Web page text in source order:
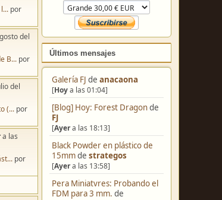
Últimos mensajes
Galería FJ de anacaona
[Hoya las 01:04]
[Blog] Hoy: Forest Dragonde
FJ
[Ayera las 18:13]
Black Powder en plástico de
15mmde strategos
[Ayera las 13:58]
Pera Miniatvres: Probando el
FDM para 3 mm. de
por
del
B... por
del
(... por
a las
por